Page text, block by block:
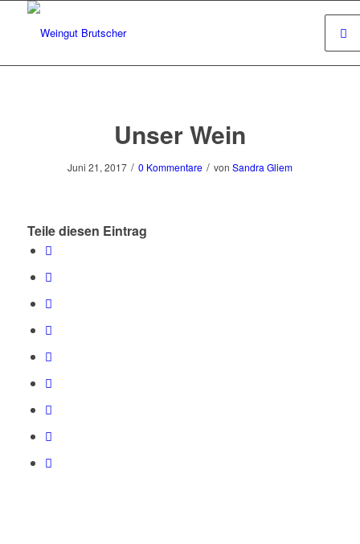
Unser Wein
Juni 21, 2017 / 0 Kommentare / von Sandra Gliem
Teile diesen Eintrag